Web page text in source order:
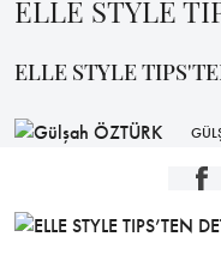
ELLE STYLE
ELLE STYLE